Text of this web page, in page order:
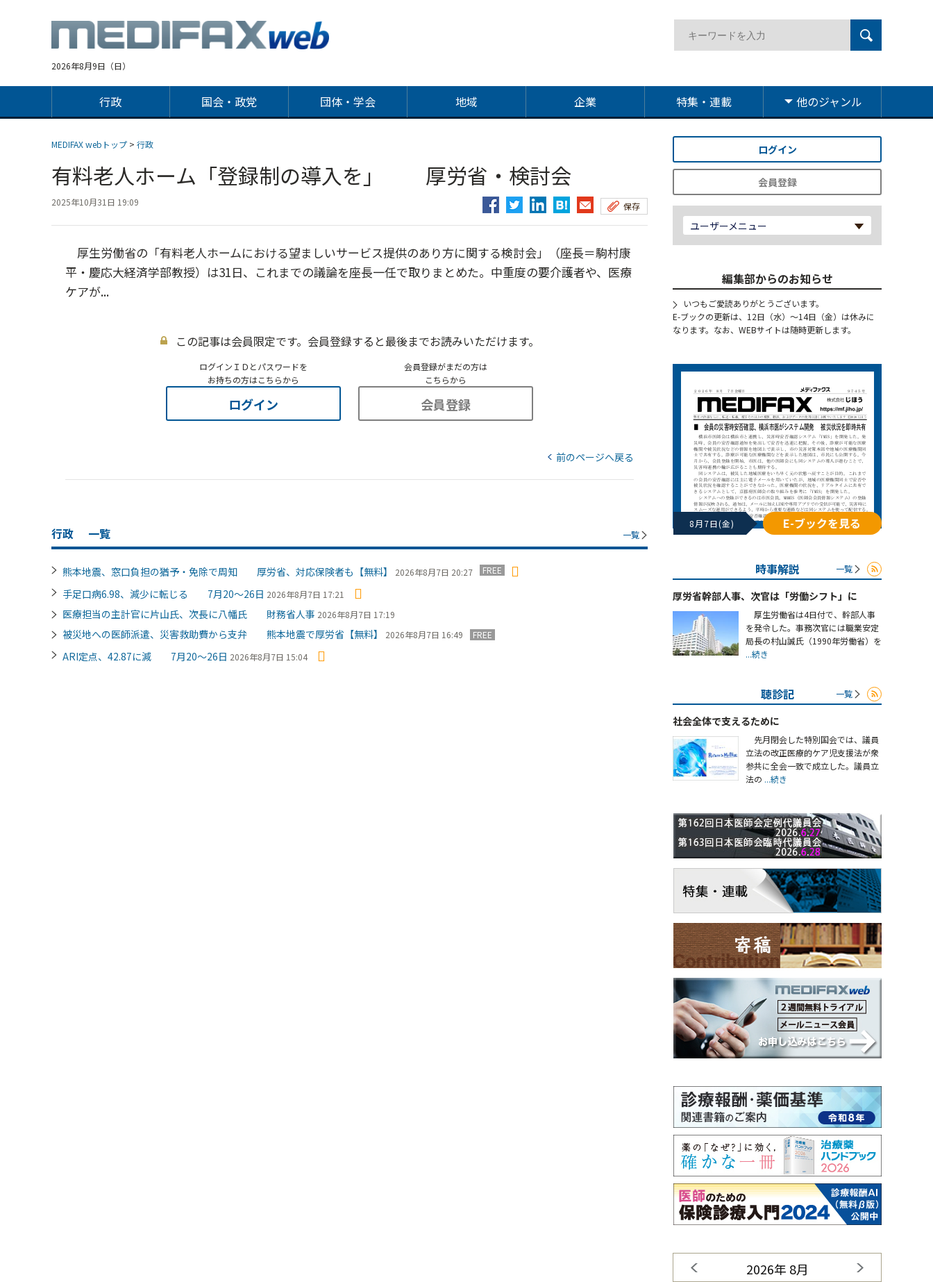
2026年8月9日（日）
行政 国会・政党 団体・学会 地域 企業 特集・連載 他のジャンル
MEDIFAX webトップ > 行政
有料老人ホーム「登録制の導入を」 厚労省・検討会
2025年10月31日 19:09 保存
厚生労働省の「有料老人ホームにおける望ましいサービス提供のあり方に関する検討会」（座長＝駒村康
平・慶応大経済学部教授）は31日、これまでの議論を座長一任で取りまとめた。中重度の要介護者や、医療
ケアが...
この記事は会員限定です。会員登録すると最後までお読みいただけます。
ログインＩＤとパスワードを
お持ちの方はこちらから
ログイン
会員登録がまだの方は
こちらから
会員登録
前のページへ戻る
行政 一覧 一覧
熊本地震、窓口負担の猶予・免除で周知 厚労省、対応保険者も【無料】 2026年8月7日 20:27 FREE
手足口病6.98、減少に転じる 7月20～26日 2026年8月7日 17:21
医療担当の主計官に片山氏、次長に八幡氏 財務省人事 2026年8月7日 17:19
被災地への医師派遣、災害救助費から支弁 熊本地震で厚労省【無料】 2026年8月7日 16:49 FREE
ARI定点、42.87に減 7月20～26日 2026年8月7日 15:04
ログイン
会員登録
ユーザーメニュー
編集部からのお知らせ
いつもご愛読ありがとうございます。
E-ブックの更新は、12日（水）～14日（金）は休みに
なります。なお、WEBサイトは随時更新します。
8月7日(金) E-ブックを見る
時事解説 一覧
厚労省幹部人事、次官は「労働シフト」に
厚生労働省は4日付で、幹部人事
を発令した。事務次官には職業安定
局長の村山誠氏（1990年労働省）を
...続き
聴診記 一覧
社会全体で支えるために
先月閉会した特別国会では、議員
立法の改正医療的ケア児支援法が衆
参共に全会一致で成立した。議員立
法の ...続き
2026年 8月